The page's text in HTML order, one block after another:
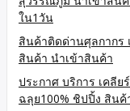
ใน1วัน
สินค้าติดด่านศุลกากร
สินค้า นำเข้าสินค้า
ประกาศ บริการ เคลี
ฉลุย100% ชิปปิ้ง สิน